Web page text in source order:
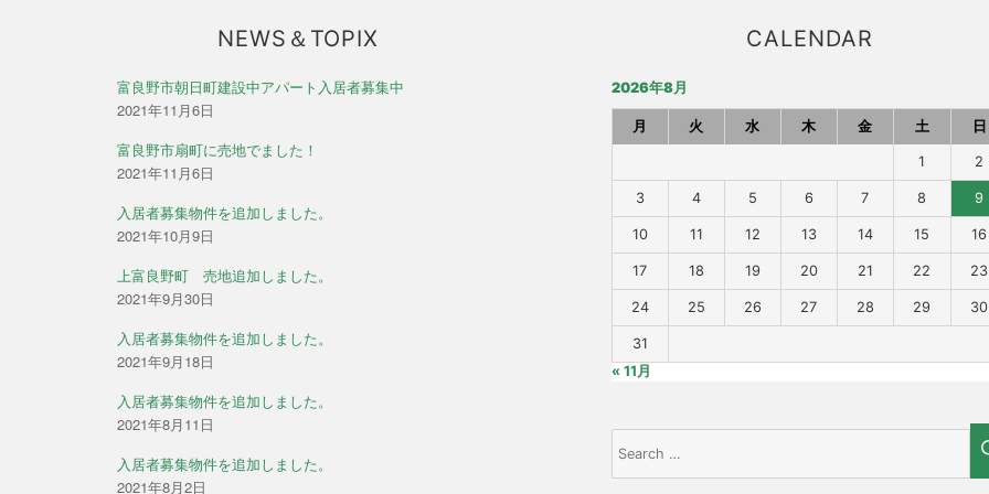
NEWS＆TOPIX
富良野市朝日町建設中アパート入居者募集中
2021年11月6日
富良野市扇町に売地でました！
2021年11月6日
入居者募集物件を追加しました。
2021年10月9日
上富良野町 売地追加しました。
2021年9月30日
入居者募集物件を追加しました。
2021年9月18日
入居者募集物件を追加しました。
2021年8月11日
入居者募集物件を追加しました。
2021年8月2日
CALENDAR
2026年8月
月 火 水 木 金 土 日
1 2
3 4 5 6 7 8 9
10 11 12 13 14 15 16
17 18 19 20 21 22 23
24 25 26 27 28 29 30
31
« 11月
Search
for: